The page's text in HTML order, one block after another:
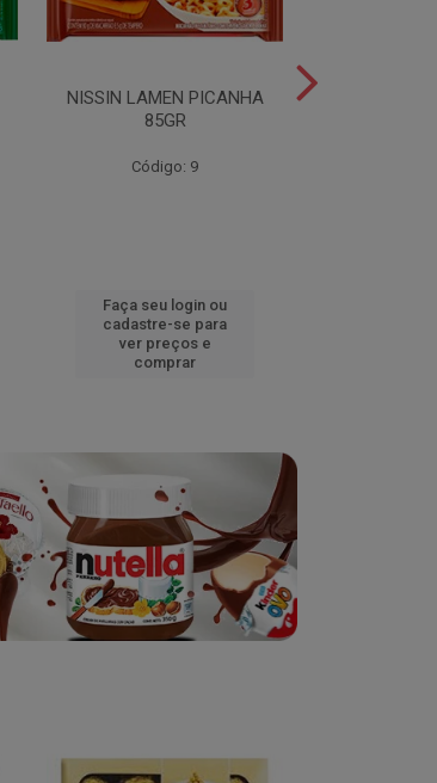
NISSIN LAMEN PICANHA
85GR
Código: 9
Faça seu login ou
cadastre-se para
ver preços e
comprar